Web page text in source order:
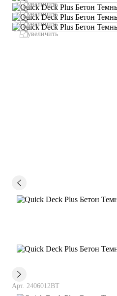
увеличить
увеличить
увеличить
увеличить
Арт. 2406012BT